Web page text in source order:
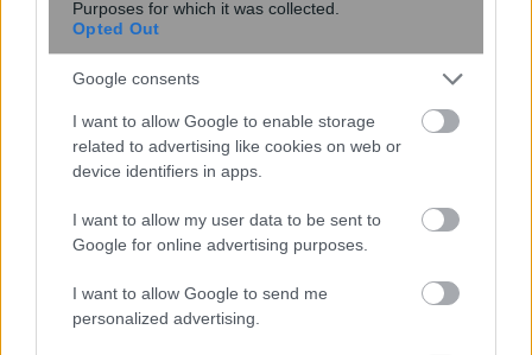
Purposes for which it was collected.
Opted Out
Google consents
I want to allow Google to enable storage
related to advertising like cookies on web or
device identifiers in apps.
I want to allow my user data to be sent to
Google for online advertising purposes.
I want to allow Google to send me
personalized advertising.
Ποιος καφές βοηθάει στην
αντιγήρανση; Πόσο πρέπει να πίνουμε